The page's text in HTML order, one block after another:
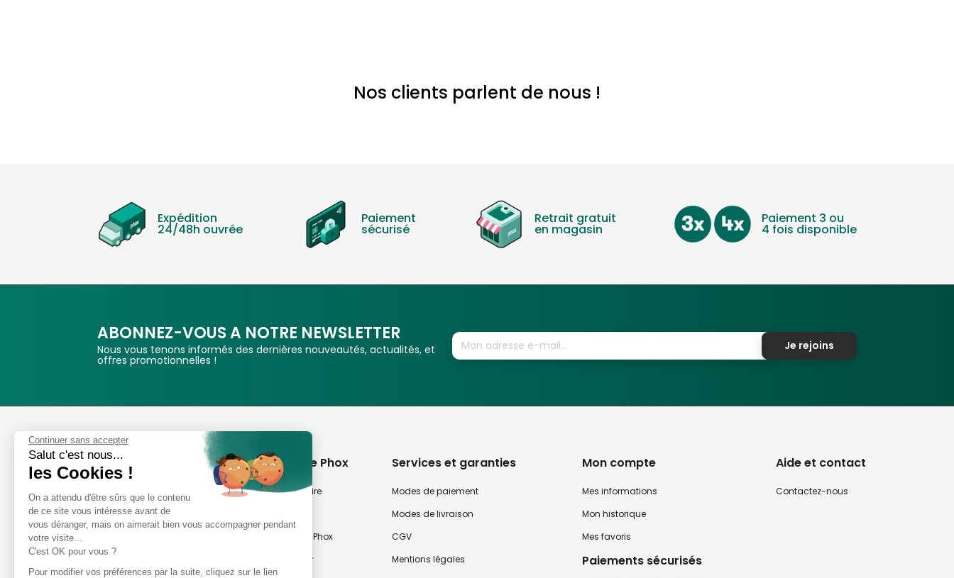
Nos clients parlent de nous !
Expédition
24/48h ouvrée
Paiement
sécurisé
Retrait gratuit
en magasin
Paiement 3 ou
4 fois disponible
ABONNEZ-VOUS A NOTRE NEWSLETTER
Nous vous tenons informés des dernières nouveautés, actualités, et
offres promotionnelles !
Je rejoins
Phox
Spécialiste de l'image
Suivez-nous
Avis clients
8,2/10 Avis vérifiés
A propos de Phox
Notre savoir-faire
Nos magasins Phox
Notre newsletter
Services et garanties
Modes de paiement
Modes de livraison
CGV
Mentions légales
Mon compte
Mes informations
Mon historique
Mes favoris
Paiements sécurisés
Aide et contact
Contactez-nous
Continuer sans accepter
Salut c'est nous...
les Cookies !
On a attendu d'être sûrs que le contenu
de ce site vous intéresse avant de
vous déranger, mais on aimerait bien vous accompagner pendant
votre visite...
C'est OK pour vous ?
Pour modifier vos préférences par la suite, cliquez sur le lien